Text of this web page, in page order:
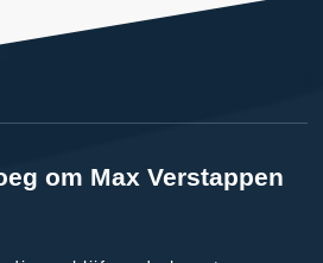
om Max Verstappen